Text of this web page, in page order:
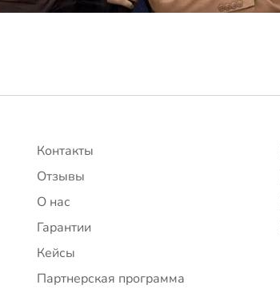
Контакты
Отзывы
О нас
Гарантии
Кейсы
Партнерская программа